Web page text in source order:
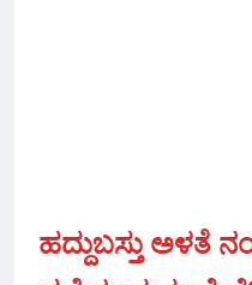
ಹದ್ದುಬಸ್ತು ಅಳತೆ